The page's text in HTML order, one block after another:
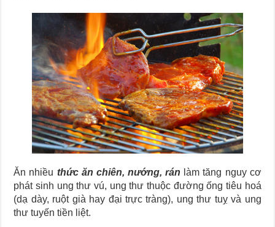
Ăn nhiều thức ăn chiên, nướng, rán làm tăng nguy cơ
phát sinh ung thư vú, ung thư thuộc đường ống tiêu hoá
(dạ dày, ruột già hay đại trực tràng), ung thư tuỵ và ung
thư tuyến tiền liệt.